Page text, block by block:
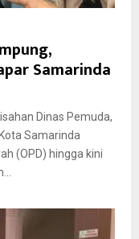
Samarinda
Dinas Pemuda,
Samarinda
(OPD) hingga kini